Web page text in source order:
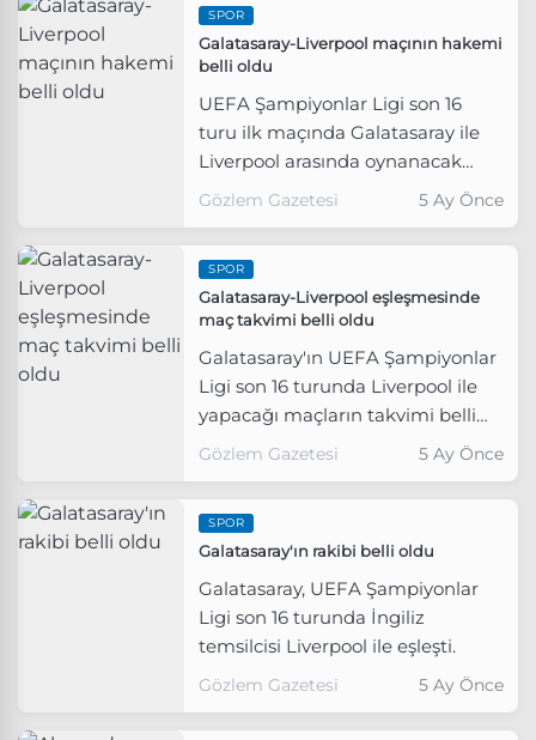
SPOR
Galatasaray-Liverpool maçının hakemi
belli oldu
UEFA Şampiyonlar Ligi son 16
turu ilk maçında Galatasaray ile
Liverpool arasında oynanacak
mücadeleyi İspanyol hakem
Gözlem Gazetesi 5 Ay Önce
SPOR
Galatasaray-Liverpool eşleşmesinde
maç takvimi belli oldu
Galatasaray'ın UEFA Şampiyonlar
Ligi son 16 turunda Liverpool ile
yapacağı maçların takvimi belli
oldu.
Gözlem Gazetesi 5 Ay Önce
SPOR
Galatasaray'ın rakibi belli oldu
Galatasaray, UEFA Şampiyonlar
Ligi son 16 turunda İngiliz
temsilcisi Liverpool ile eşleşti.
Gözlem Gazetesi 5 Ay Önce